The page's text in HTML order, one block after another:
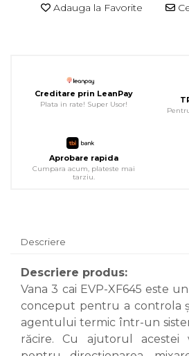
Adauga la Favorite
Creditare prin LeanPay
Plata in rate! Super Usor!
Aprobare rapida
Cumpara acum, plateste mai
tarziu.
Descriere
Descriere produs:
Vana 3 cai EVP-XF645 este
conceput pentru a controla
agentului termic într-un
răcire. Cu ajutorul acestei